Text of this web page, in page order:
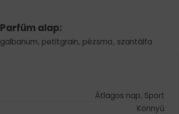
Parfüm alap:
galbanum, petitgrain, pézsma, szantálfa
Átlagos nap, Sport
Könnyű